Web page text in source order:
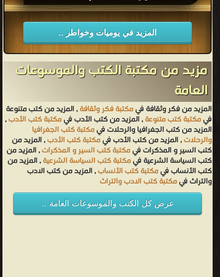
المزيد في يوميات وخواطر ..
مزيد من مكتبة الكتب والموسوعات
العامة
المزيد من فكر وثقافة فيمكتبة فكر وثقافة, المزيد من كتب متنوعة
فيمكتبة كتب متنوعة, المزيد من كتب الأدب فيمكتبة كتب الأدب,
المزيد من كتب الجغرافيا والرحلات فيمكتبة كتب الجغرافيا
والرحلات, المزيد من كتب الأدب فيمكتبة كتب الأدب, المزيد من
كتب السير و المذكرات فيمكتبة كتب السير و المذكرات, المزيد من
كتب السياسة الشرعية فيمكتبة كتب السياسة الشرعية, المزيد من
كتب الأنساب فيمكتبة كتب الأنساب, المزيد من كتب الادب
والتراث فيمكتبة كتب الادب والتراث
عرض كل الكتب والموسوعات العامة ..